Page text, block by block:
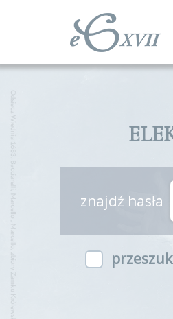
znajdź hasła